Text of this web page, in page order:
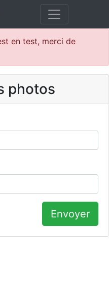
en test, merci de
photos
Envoyer